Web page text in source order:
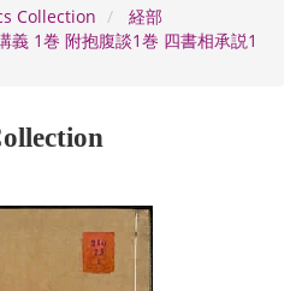
Collection
経部
義 1巻 附抱腹談1巻 四書相承説1